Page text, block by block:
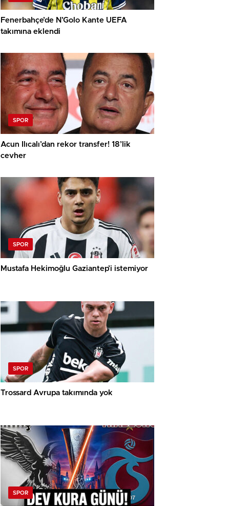
Fenerbahçe’de N’Golo Kante UEFA
takımına eklendi
SPOR
Acun Ilıcalı’dan rekor transfer! 18’lik
cevher
SPOR
Mustafa Hekimoğlu Gaziantep’i istemiyor
SPOR
Trossard Avrupa takımında yok
SPOR